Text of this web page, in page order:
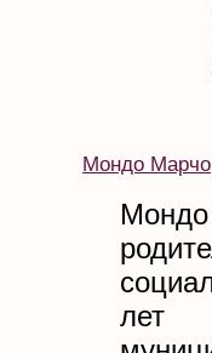
Мондо Марчо
лет